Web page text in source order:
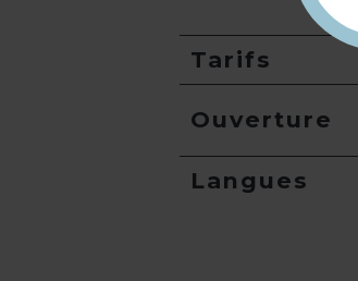
Tarifs
Ouverture
Langues